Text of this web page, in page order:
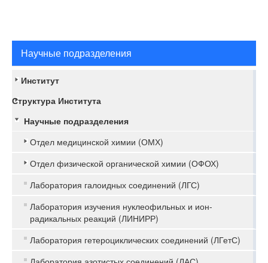
Научные подразделения
Институт
Структура Института
Научные подразделения
Отдел медицинской химии (ОМХ)
Отдел физической органической химии (ОФОХ)
Лаборатория галоидных соединений (ЛГС)
Лаборатория изучения нуклеофильных и ион-
радикальных реакций (ЛИНИРР)
Лаборатория гетероциклических соединений (ЛГетС)